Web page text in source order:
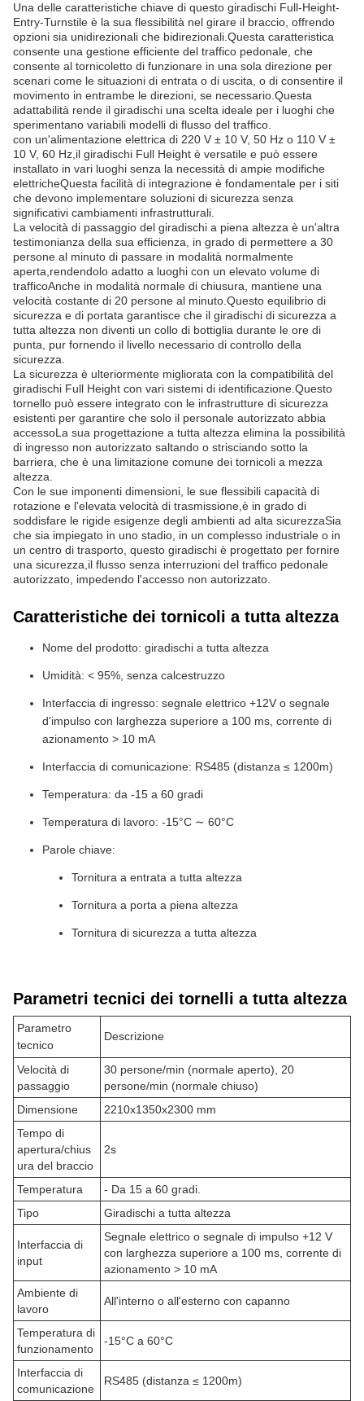
Una delle caratteristiche chiave di questo giradischi Full-Height-
Entry-Turnstile è la sua flessibilità nel girare il braccio, offrendo
opzioni sia unidirezionali che bidirezionali.Questa caratteristica
consente una gestione efficiente del traffico pedonale, che
consente al tornicoletto di funzionare in una sola direzione per
scenari come le situazioni di entrata o di uscita, o di consentire il
movimento in entrambe le direzioni, se necessario.Questa
adattabilità rende il giradischi una scelta ideale per i luoghi che
sperimentano variabili modelli di flusso del traffico.
con un'alimentazione elettrica di 220 V ± 10 V, 50 Hz o 110 V ±
10 V, 60 Hz,il giradischi Full Height è versatile e può essere
installato in vari luoghi senza la necessità di ampie modifiche
elettricheQuesta facilità di integrazione è fondamentale per i siti
che devono implementare soluzioni di sicurezza senza
significativi cambiamenti infrastrutturali.
La velocità di passaggio del giradischi a piena altezza è un'altra
testimonianza della sua efficienza, in grado di permettere a 30
persone al minuto di passare in modalità normalmente
aperta,rendendolo adatto a luoghi con un elevato volume di
trafficoAnche in modalità normale di chiusura, mantiene una
velocità costante di 20 persone al minuto.Questo equilibrio di
sicurezza e di portata garantisce che il giradischi di sicurezza a
tutta altezza non diventi un collo di bottiglia durante le ore di
punta, pur fornendo il livello necessario di controllo della
sicurezza.
La sicurezza è ulteriormente migliorata con la compatibilità del
giradischi Full Height con vari sistemi di identificazione.Questo
tornello può essere integrato con le infrastrutture di sicurezza
esistenti per garantire che solo il personale autorizzato abbia
accessoLa sua progettazione a tutta altezza elimina la possibilità
di ingresso non autorizzato saltando o strisciando sotto la
barriera, che è una limitazione comune dei tornicoli a mezza
altezza.
Con le sue imponenti dimensioni, le sue flessibili capacità di
rotazione e l'elevata velocità di trasmissione,è in grado di
soddisfare le rigide esigenze degli ambienti ad alta sicurezzaSia
che sia impiegato in uno stadio, in un complesso industriale o in
un centro di trasporto, questo giradischi è progettato per fornire
una sicurezza,il flusso senza interruzioni del traffico pedonale
autorizzato, impedendo l'accesso non autorizzato.
d'impulso con larghezza superiore a 100 ms, corrente di
Temperatura: da -15 a 60 gradi
Temperatura di lavoro: -15°C ∼ 60°C
Parole chiave:
Tornitura a entrata a tutta altezza
Tornitura a porta a piena altezza
Tornitura di sicurezza a tutta altezza
Parametri tecnici dei tornelli a tutta altezza
Parametro
tecnico
Descrizione
Velocità di
passaggio
persone/min (normale chiuso)
Dimensione
Tempo di
apertura/chius
ura del braccio